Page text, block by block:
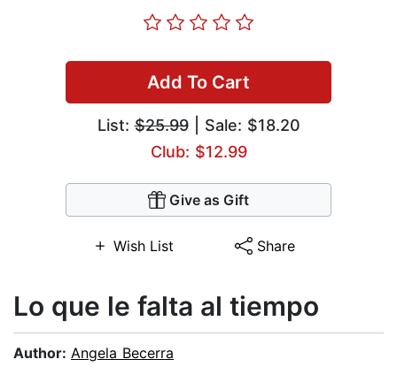
Add To Cart
List:$25.99| Sale: $18.20
Club: $12.99
Give as Gift
Wish List Share
Lo que le falta al tiempo
Author: Angela Becerra